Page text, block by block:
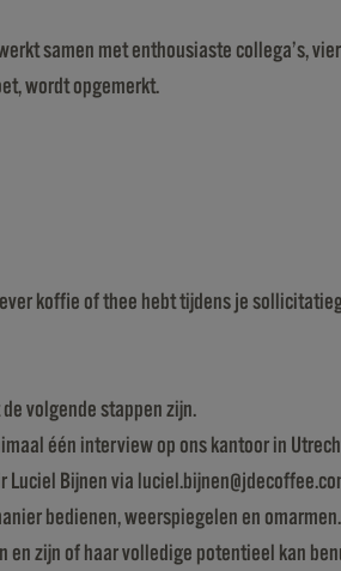
samen met enthousiaste collega’s,
wordt opgemerkt.
koffie of thee hebt tijdens je
volgende stappen zijn.
één interview op ons kantoor in
Bijnen via
bedienen, weerspiegelen en
zijn of haar volledige potentieel kan